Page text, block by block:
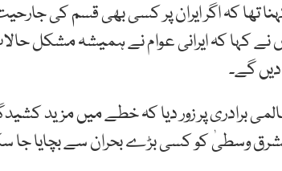
کہنا تھا کہ اگر ایران پر کسی بھی قسم کی
نے کہا کہ ایرانی عوام نے ہمیشہ مشکل
دیں گے۔
برادری پر زور دیا کہ خطے میں مزید
مشرق وسطیٰ کو کسی بڑے بحران سے بچایا جا